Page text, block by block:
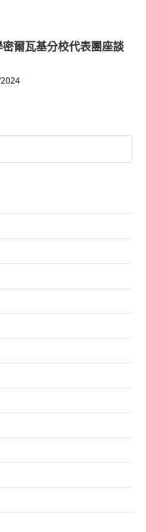
爾瓦基分校代表團座談